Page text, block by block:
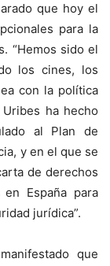
que hoy el
para la
“Hemos sido el
los cines, los
con la política
ha hecho
al Plan de
y en el que se
de derechos
España para
jurídica”.
que